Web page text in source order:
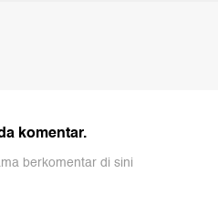
komentar.
berkomentar di sini